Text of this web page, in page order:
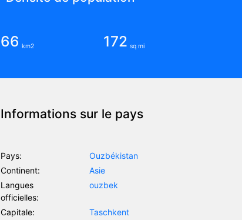
66 km2 172 sq mi
Informations sur le pays
Pays:
Ouzbékistan
Continent:
Asie
Langues
officielles:
ouzbek
Capitale:
Taschkent